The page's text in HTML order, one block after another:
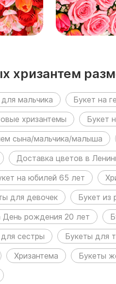
хризантем
мальчика Букет на
хризантемы Букет
сына/мальчика/малыша
Доставка цветов в
на юбилей 65 лет
для девочек
Букет из
День рождения 20 лет
сестры Букеты для
Хризантема
Букеты